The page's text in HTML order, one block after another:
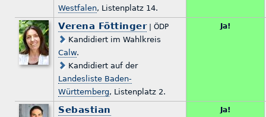
Westfalen, Listenplatz 14.
Verena Föttinger| ÖDP
Kandidiert im Wahlkreis
Calw.
Kandidiert auf der
Landesliste Baden-
Württemberg, Listenplatz 2.
Ja!
Sebastian
Ja!